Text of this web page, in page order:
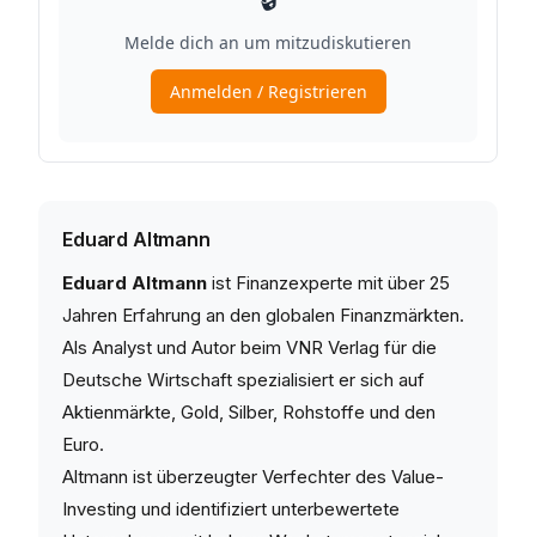
Eduard Altmann
Eduard Altmann ist Finanzexperte mit über 25
Jahren Erfahrung an den globalen Finanzmärkten.
Als Analyst und Autor beim VNR Verlag für die
Deutsche Wirtschaft spezialisiert er sich auf
Aktienmärkte, Gold, Silber, Rohstoffe und den
Euro.
Altmann ist überzeugter Verfechter des Value-
Investing und identifiziert unterbewertete